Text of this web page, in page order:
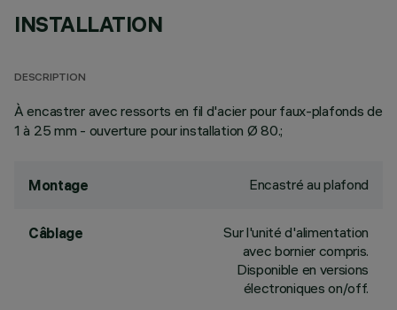
INSTALLATION
DESCRIPTION
À encastrer avec ressorts en fil d'acier pour faux-plafonds de
1 à 25 mm - ouverture pour installation Ø 80.;
Montage Encastré au plafond
Câblage
Sur l'unité d'alimentation
avec bornier compris.
Disponible en versions
électroniques on/off.